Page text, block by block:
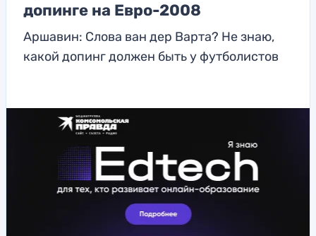
допинге на Евро-2008
Аршавин: Слова ван дер Варта? Не знаю,
какой допинг должен быть у футболистов